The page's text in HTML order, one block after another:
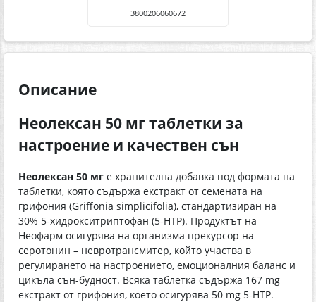
3800206060672
Описание
Неолексан 50 мг таблетки за
настроение и качествен сън
Неолексан 50 мг е хранителна добавка под формата на
таблетки, която съдържа екстракт от семената на
грифония (Griffonia simplicifolia), стандартизиран на
30% 5-хидрокситриптофан (5-НТР). Продуктът на
Неофарм осигурява на организма прекурсор на
серотонин – невротрансмитер, който участва в
регулирането на настроението, емоционалния баланс и
цикъла сън-будност. Всяка таблетка съдържа 167 mg
екстракт от грифония, което осигурява 50 mg 5-НТР.